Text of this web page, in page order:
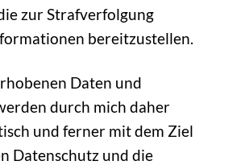
zur Strafverfolgung
bereitzustellen.
Daten und
durch mich daher
und ferner mit dem Ziel
Datenschutz und die